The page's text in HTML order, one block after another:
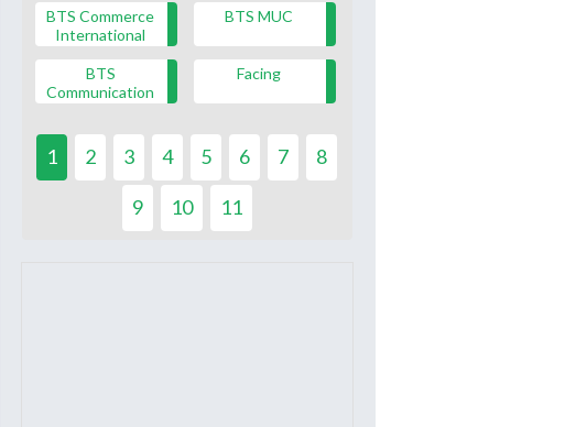
BTS Commerce
International
BTS MUC
BTS
Communication
Facing
1 2 3 4 5 6 7 8
9 10 11